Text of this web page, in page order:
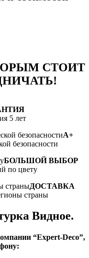
СТОИТ
5 лет
А+
безопасности
БОЛЬШОЙ ВЫБОР
по цвету
ДОСТАВКА
страны
Видное.
“Expert-Deco”,